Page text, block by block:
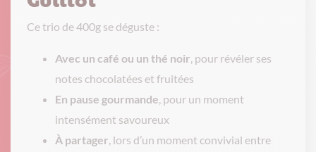
Ce trio de 400g se déguste :
Avec un café ou un thé noir, pour révéler ses
notes chocolatées et fruitées
En pause gourmande, pour un moment
intensément savoureux
À partager, lors d’un moment convivial entre